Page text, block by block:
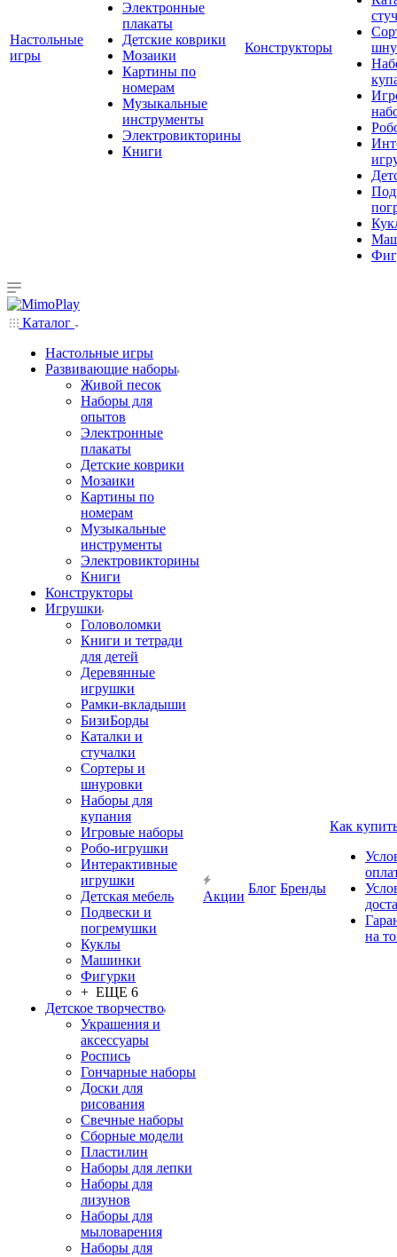
Настольные
игры
Электронные
плакаты
Детские коврики
Мозаики
Картины по
номерам
Музыкальные
инструменты
Электровикторины
Книги
Конструкторы
Каталог
Настольные игры
Развивающие наборы
Живой песок
Наборы для
опытов
Электронные
плакаты
Детские коврики
Мозаики
Картины по
номерам
Музыкальные
инструменты
Электровикторины
Книги
Конструкторы
Игрушки
Головоломки
Книги и тетради
для детей
Деревянные
игрушки
Рамки-вкладыши
БизиБорды
Каталки и
стучалки
Сортеры и
шнуровки
Наборы для
купания
Игровые наборы
Робо-игрушки
Интерактивные
игрушки
Детская мебель
Подвески и
погремушки
Куклы
Машинки
Фигурки
+ ЕЩЕ 6
Детское творчество
Украшения и
аксессуары
Роспись
Гончарные наборы
Доски для
рисования
Свечные наборы
Сборные модели
Пластилин
Наборы для лепки
Наборы для
лизунов
Наборы для
мыловарения
Наборы для
Акции
Блог Бренды
Как
на